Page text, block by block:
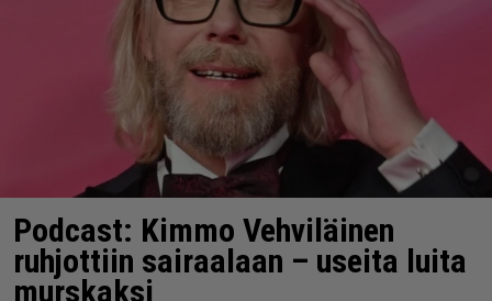
Podcast: Kimmo Vehviläinen
ruhjottiin sairaalaan – useita luita
murskaksi